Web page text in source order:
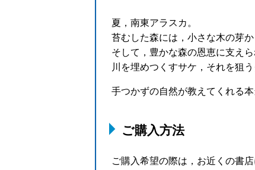
夏，南東アラスカ。
苔むした森には，小さな木の芽
そして，豊かな森の恩恵に支え
川を埋めつくすサケ，それを狙
手つかずの自然が教えてくれる
ご購入方法
ご購入希望の際は，お近くの書店